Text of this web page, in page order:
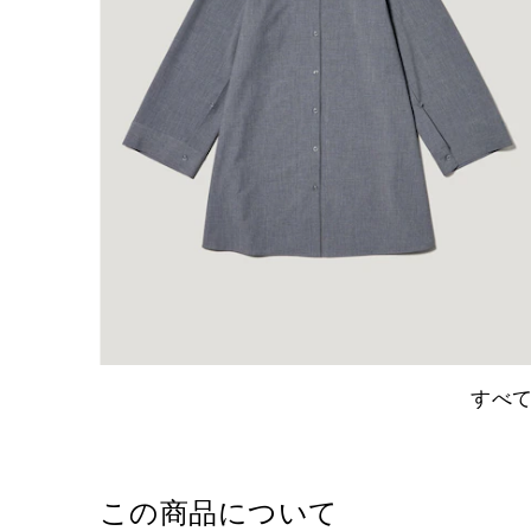
すべ
この商品について